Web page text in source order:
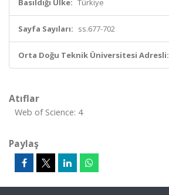
Basıldığı Ülke: Türkiye
Sayfa Sayıları: ss.677-702
Orta Doğu Teknik Üniversitesi Adresli:
Atıflar
Web of Science: 4
Paylaş